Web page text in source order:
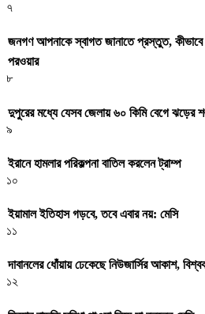
৭
জনগণ আপনাকে স্বাগত জানাতে প্রস্তুত,
পরওয়ার
৮
দুপুরের মধ্যে যেসব জেলায় ৬০ কিমি বেগে ঝড়ের
৯
ইরানে হামলার পরিকল্পনা বাতিল করলেন ট্রাম্প
১০
ইয়ামাল ইতিহাস গড়বে, তবে এবার নয়: মেসি
১১
দাবানলের ধোঁয়ায় ঢেকেছে নিউজার্সির আকাশ,
১২